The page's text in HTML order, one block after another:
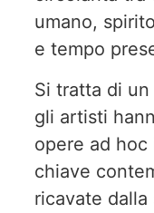
umano,
e tempo
Si tratta di
gli artisti
opere ad hoc
chiave
ricavate